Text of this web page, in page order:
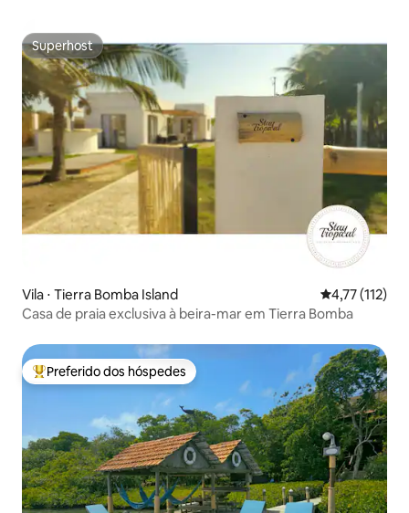
Superhost
Superhost
Vila ⋅ Tierra Bomba Island 4,77 de uma
4,77 (112)
Casa de praia exclusiva à beira-mar em Tierra Bomba
Entre os melhores preferidos dos hóspedes
Preferido dos hóspedes